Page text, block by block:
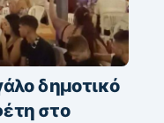
δημοτικό
στο